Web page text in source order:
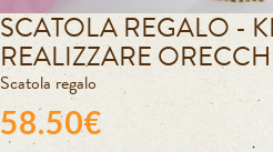
SCATOLA REGALO -
REALIZZARE
Scatola regalo
58.50€